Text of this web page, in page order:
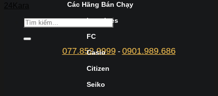
077.852.9999- 0901.989.686
Các Hãng Bán Chạy
Longines
FC
Casio
Citizen
Seiko